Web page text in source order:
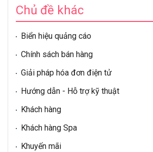
Chủ đề khác
Biển hiệu quảng cáo
Chính sách bán hàng
Giải pháp hóa đơn điện tử
Hướng dẫn - Hỗ trợ kỹ thuật
Khách hàng
Khách hàng Spa
Khuyến mãi